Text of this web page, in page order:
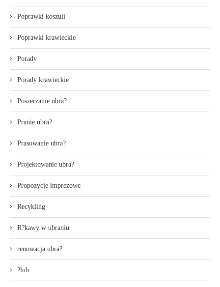
Poprawki koszuli
Poprawki krawieckie
Porady
Porady krawieckie
Poszerzanie ubra?
Pranie ubra?
Prasowanie ubra?
Projektowanie ubra?
Propozycje imprezowe
Recykling
R?kawy w ubraniu
renowacja ubra?
?lub